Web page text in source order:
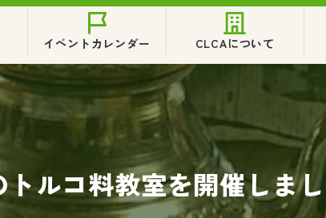
イベントカレンダー CLCAについて
ルコ料教室を開催しま